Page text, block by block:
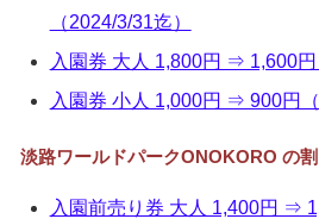
（2024/3/31迄）
入園券 大人 1,800円 ⇒ 1,600円
入園券 小人 1,000円 ⇒ 900円（
淡路ワールドパークONOKORO の
入園前売り券 大人 1,400円 ⇒